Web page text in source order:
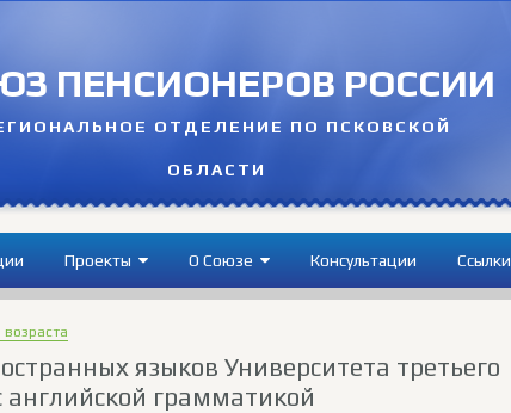
ПЕНСИОНЕРОВ РОССИИ
ОТДЕЛЕНИЕ ПО ПСКОВСКОЙ
ОБЛАСТИ
Проекты О Cоюзе Консультации Ссылки
возраста
языков Университета третьего
английской грамматикой